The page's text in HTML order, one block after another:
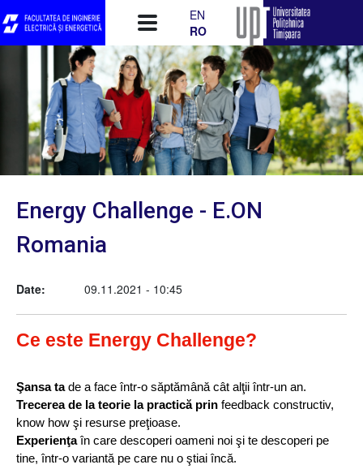
EN
RO
Energy Challenge - E.ON
Romania
Date 09.11.2021 - 10:45
Ce este Energy Challenge?
Şansa tade a face într-o săptămână cât alţii într-un an.
Trecerea de la teorie la practică prin feedback constructiv,
know how şi resurse preţioase.
Experienţaîn care descoperi oameni noi şi te descoperi pe
tine, într-o variantă pe care nu o ştiai încă.